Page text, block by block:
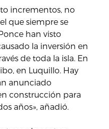
incrementos, no
que siempre se
han visto
la inversión en
de toda la isla. En
en Luquillo. Hay
anunciado
construcción para
años», añadió.